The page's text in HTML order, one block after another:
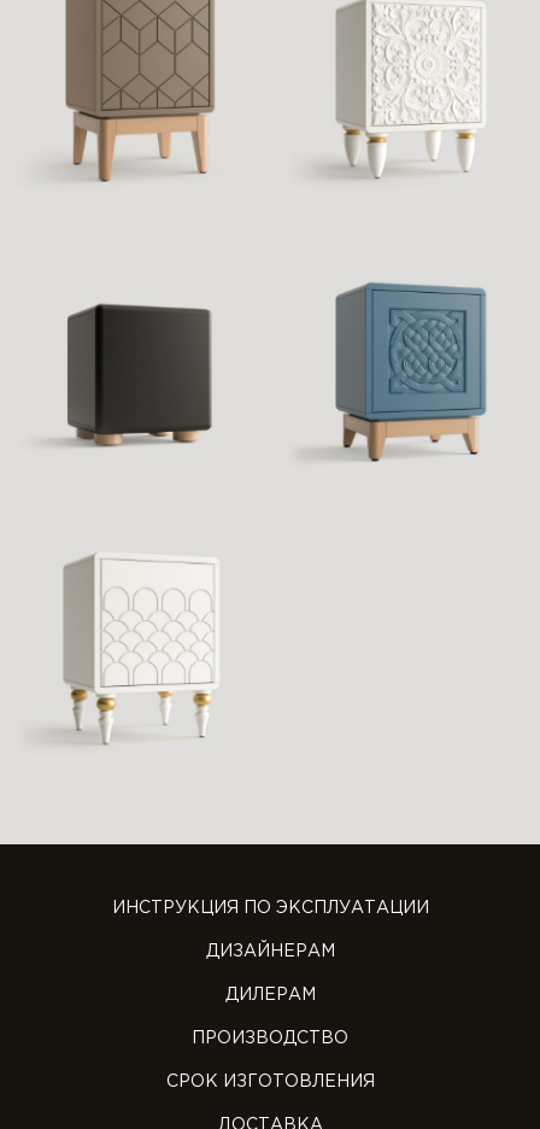
ИНСТРУКЦИЯ ПО ЭКСПЛУАТАЦИИ
ДИЗАЙНЕРАМ
ДИЛЕРАМ
ПРОИЗВОДСТВО
СРОК ИЗГОТОВЛЕНИЯ
ДОСТАВКА